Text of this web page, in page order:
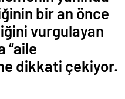
bir an önce
vurgulayan
“aile
dikkati çekiyor.